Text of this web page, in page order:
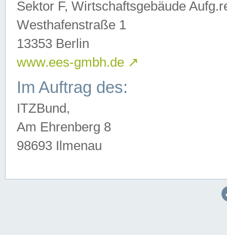
Sektor F, Wirtschaftsgebäude
Westhafenstraße 1
13353 Berlin
www.ees-gmbh.de ↗
Im Auftrag des:
ITZBund,
Am Ehrenberg 8
98693 Ilmenau